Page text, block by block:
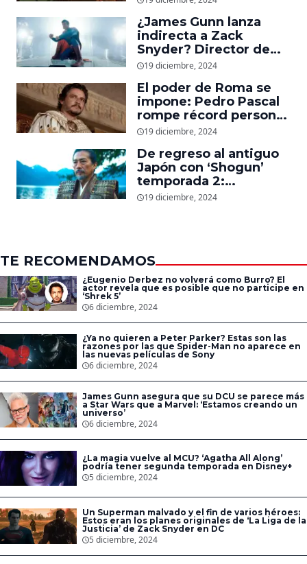
Rohirrim,’ ‘Jujutsu
Kaisen’ y ‘One Piece’
¿James Gunn lanza
indirecta a Zack
Snyder? Director de
‘Superman’ explica
luciera el nuevo traje
del superhéroe
19 diciembre, 2024
El poder de Roma se
impone: Pedro Pascal
rompe récord personal
en taquilla con
19 diciembre, 2024
De regreso al antiguo
Japón con ‘Shogun’
temporada 2:
Showrunners explican
19 diciembre, 2024
TE RECOMENDAMOS
¿Eugenio Derbez no volverá como Burro? El
actor revela que es posible que no participe en
‘Shrek 5’
6 diciembre, 2024
¿Ya no quieren a Peter Parker? Estas son las
razones por las que Spider-Man no aparece en
las nuevas películas de Sony
6 diciembre, 2024
James Gunn asegura que su DCU se parece más
a Star Wars que a Marvel: ‘Estamos creando un
universo’
6 diciembre, 2024
¿La magia vuelve al MCU? ‘Agatha All Along’
podría tener segunda temporada en Disney+
5 diciembre, 2024
Un Superman malvado y el fin de varios héroes:
Estos eran los planes originales de ‘La Liga de la
Justicia’ de Zack Snyder en DC
5 diciembre, 2024